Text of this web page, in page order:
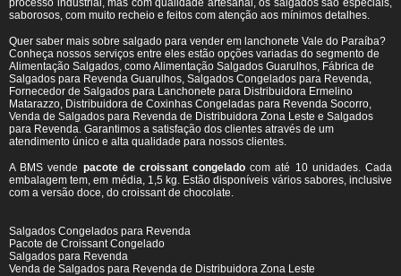
processo industrial, mas com qualidade artesanal, os salgados são especiais,
saborosos, com muito recheio e feitos com atenção aos mínimos detalhes.
Quer saber mais sobre salgado para vender em lanchonete Vale do Paraíba?
Conheça nossos serviços entre eles estão opções variadas do segmento de
Alimentação Salgados, como Alimentação Salgados Guarulhos, Fábrica de
Salgados para Revenda Guarulhos, Salgados Congelados para Revenda,
Fornecedor de Salgados para Lanchonete para Distribuidora Ermelino
Matarazzo, Distribuidora de Coxinhas Congeladas para Revenda Socorro,
Venda de Salgados para Revenda de Distribuidora Zona Leste e Salgados
para Revenda. Garantimos a satisfação dos clientes através de um
atendimento único e alta qualidade para nossos clientes.
A BMS vende pacote de croissant congelado com até 10 unidades. Cada
embalagem tem, em média, 1,5 kg. Estão disponíveis vários sabores, inclusive
com a versão doce, do croissant de chocolate.
Salgados Congelados para Revenda
Pacote de Croissant Congelado
Salgados para Revenda
Venda de Salgados para Revenda de Distribuidora Zona Leste